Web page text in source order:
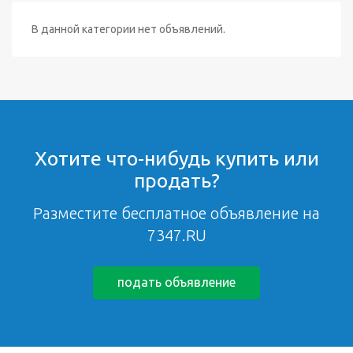
В данной категории нет объявлений.
Хотите что-нибудь купить или
продать?
Разместите бесплатное объявление на
7347.RU
подать объявление